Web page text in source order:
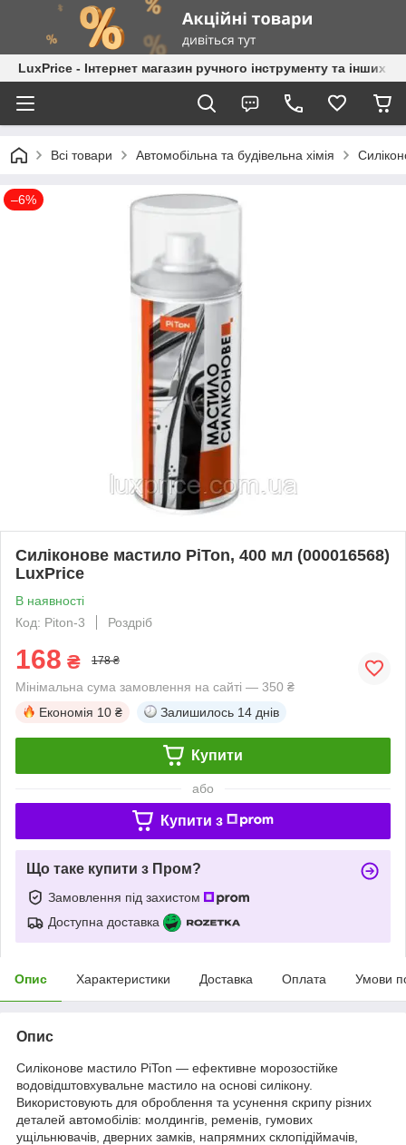
LuxPrice - Інтернет магазин ручного інструменту та інших
Всі товари Автомобільна та будівельна хімія
–6%
Силіконове мастило PiTon, 400 мл (000016568)
LuxPrice
В наявності
Код: Piton-3
Роздріб
168 ₴ 178 ₴
Мінімальна сума замовлення на сайті — 350 ₴
Економія 10 ₴ Залишилось 14 днів
Купити
або
Купити з
Що таке купити з Пром?
Замовлення під захистом
Доступна доставка
Опис Характеристики Доставка Оплата Умови
Опис
Силіконове мастило PiTon — ефективне морозостійке
водовідштовхувальне мастило на основі силікону.
Використовують для оброблення та усунення скрипу різних
деталей автомобілів: молдингів, ременів, гумових
ущільнювачів, дверних замків, напрямних склопідіймачів,